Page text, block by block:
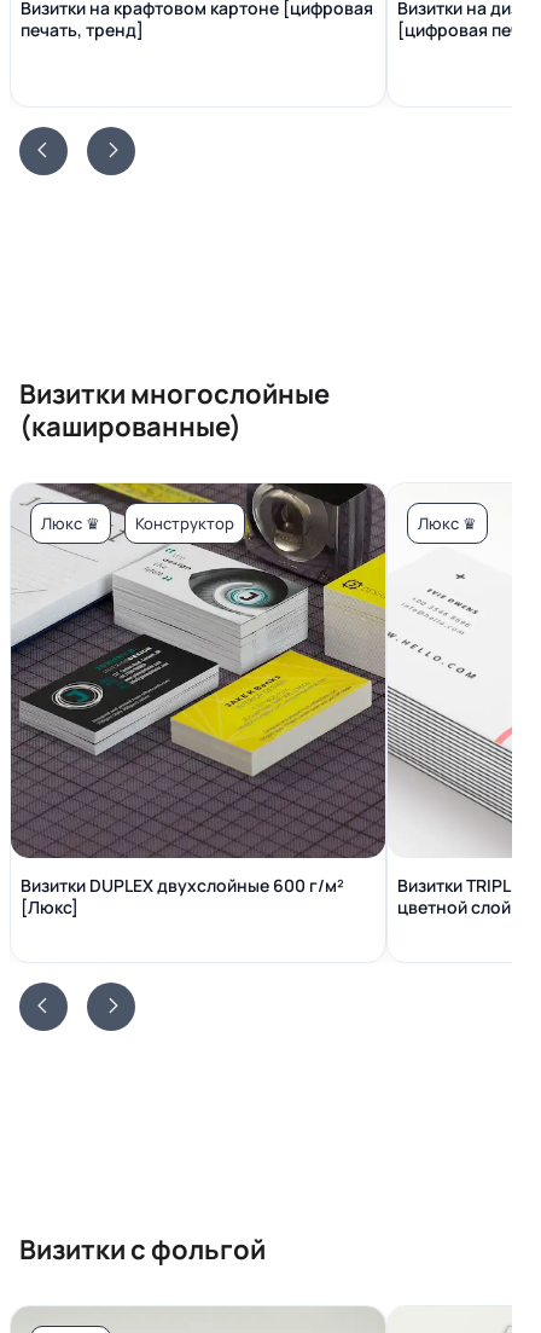
Визитки на крафтовом картоне [цифровая
печать, тренд]
Визитки на
[цифровая
Визитки многослойные
(кашированные)
Люкс ♛ Конструктор
Визитки DUPLEX двухслойные 600 г/м²
[Люкс]
Люкс ♛
Визитки
цветной слой
Визитки с фольгой